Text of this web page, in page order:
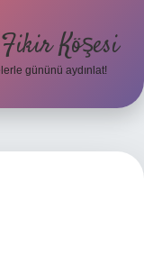
Köşesi
gününü aydınlat!